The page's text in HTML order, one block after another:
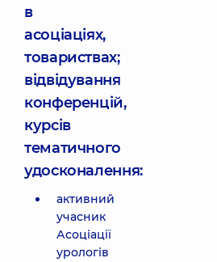
в
асоціаціях,
товариствах;
відвідування
конференцій,
курсів
тематичного
удосконалення:
активний
учасник
Асоціації
урологів